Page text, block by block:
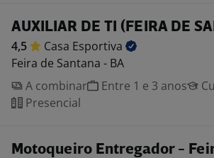
AUXILIAR DE TI (FEIRA DE
4,5 Casa Esportiva
Feira de Santana - BA
A combinar
Entre 1 e 3 anos
Presencial
Motoqueiro Entregador -